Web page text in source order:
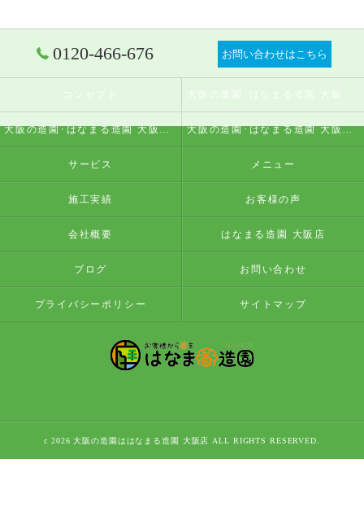
0120-466-676 お問い合わせはこちら
コンセプト
大阪の造園･はなまる造園 大阪店の評判 大阪の造園･はなまる造園 大阪店のお客様の声
サービス メニュー
施工実績 お客様の声
会社概要 はなまる造園 大阪店
ブログ お問い合わせ
プライバシーポリシー サイトマップ
c 2026 大阪の造園ははなまる造園 大阪店 ALL RIGHTS RESERVED.